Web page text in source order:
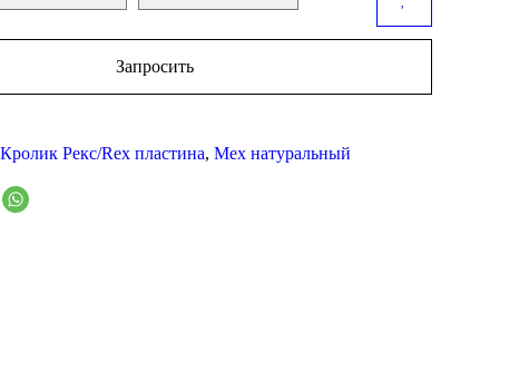
Запросить
Кролик Рекс/Rex пластина, Мех натуральный